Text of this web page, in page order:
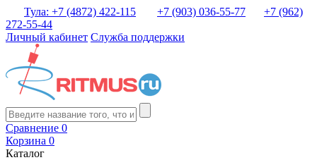
Тула: +7 (4872) 422-115 +7 (903) 036-55-77
+7 (962)
272-55-44
Личный кабинет Служба поддержки
Сравнение 0
Корзина 0
Каталог